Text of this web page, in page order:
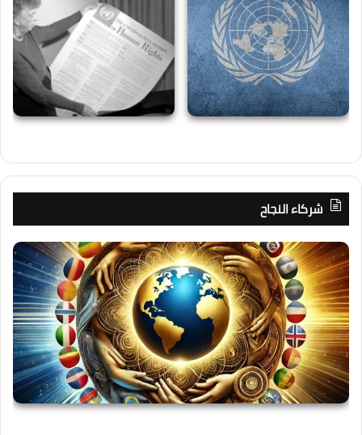
شركاء النجاح